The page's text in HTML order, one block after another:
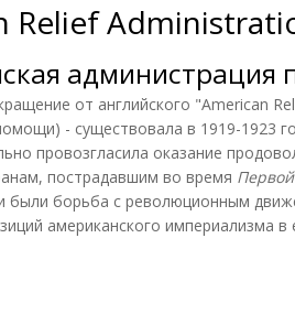
Relief
администрация
от английского "American
- существовала в 1919-1923
провозгласила оказание
пострадавшим во время
были борьба с революционным
американского империализма в